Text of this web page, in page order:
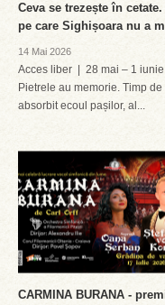
Ceva se trezește în
pe care Sighișoara nu a
14 Mai 2026
Acces liber | 28 mai – 1
Pietrele au memorie. Timp
absorbit ecoul pașilor, al...
CARMINA BURANA -